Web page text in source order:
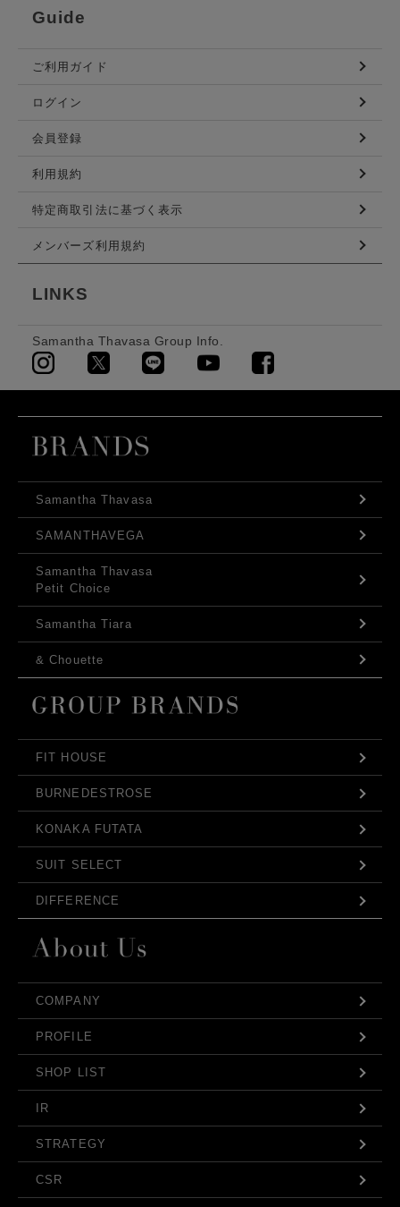
Guide
ご利用ガイド
ログイン
会員登録
利用規約
特定商取引法に基づく表示
メンバーズ利用規約
LINKS
Samantha Thavasa Group Info.
Samantha Thavasa
SAMANTHAVEGA
Samantha Thavasa
Petit Choice
Samantha Tiara
& Chouette
FIT HOUSE
BURNEDESTROSE
KONAKA FUTATA
SUIT SELECT
DIFFERENCE
COMPANY
PROFILE
SHOP LIST
IR
STRATEGY
CSR